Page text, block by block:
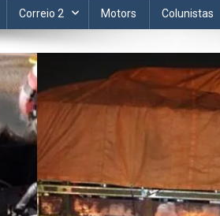
Correio 2 Motors Colunistas